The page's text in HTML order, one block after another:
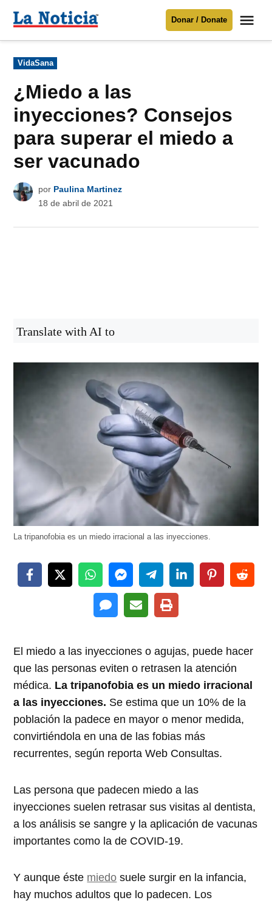
Para mantenerte informado necesitamos
Donar
contenido
Noticia
Donar / Donate
Publicado
en
VidaSana
¿Miedo a las
inyecciones? Consejos
para superar el miedo a
ser vacunado
por Paulina Martinez
18 de abril de 2021
Translate with AI to
La tripanofobia es un miedo irracional a las inyecciones.
El miedo a las inyecciones o agujas, puede hacer
que las personas eviten o retrasen la atención
médica. La tripanofobia es un miedo irracional
a las inyecciones. Se estima que un 10% de la
población la padece en mayor o menor medida,
convirtiéndola en una de las fobias más
recurrentes, según reporta Web Consultas.
Las persona que padecen miedo a las
inyecciones suelen retrasar sus visitas al dentista,
a los análisis se sangre y la aplicación de vacunas
importantes como la de COVID-19.
Y aunque éste miedo suele surgir en la infancia,
hay muchos adultos que lo padecen. Los